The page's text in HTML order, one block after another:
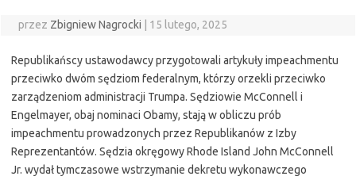
przez Zbigniew Nagrocki 15 lutego, 2025
Republikańscy ustawodawcy przygotowali artykuły impeachmentu
przeciwko dwóm sędziom federalnym, którzy orzekli przeciwko
zarządzeniom administracji Trumpa. Sędziowie McConnell i
Engelmayer, obaj nominaci Obamy, stają w obliczu prób
impeachmentu prowadzonych przez Republikanów z Izby
Reprezentantów. Sędzia okręgowy Rhode Island John McConnell
Jr. wydał tymczasowe wstrzymanie dekretu wykonawczego